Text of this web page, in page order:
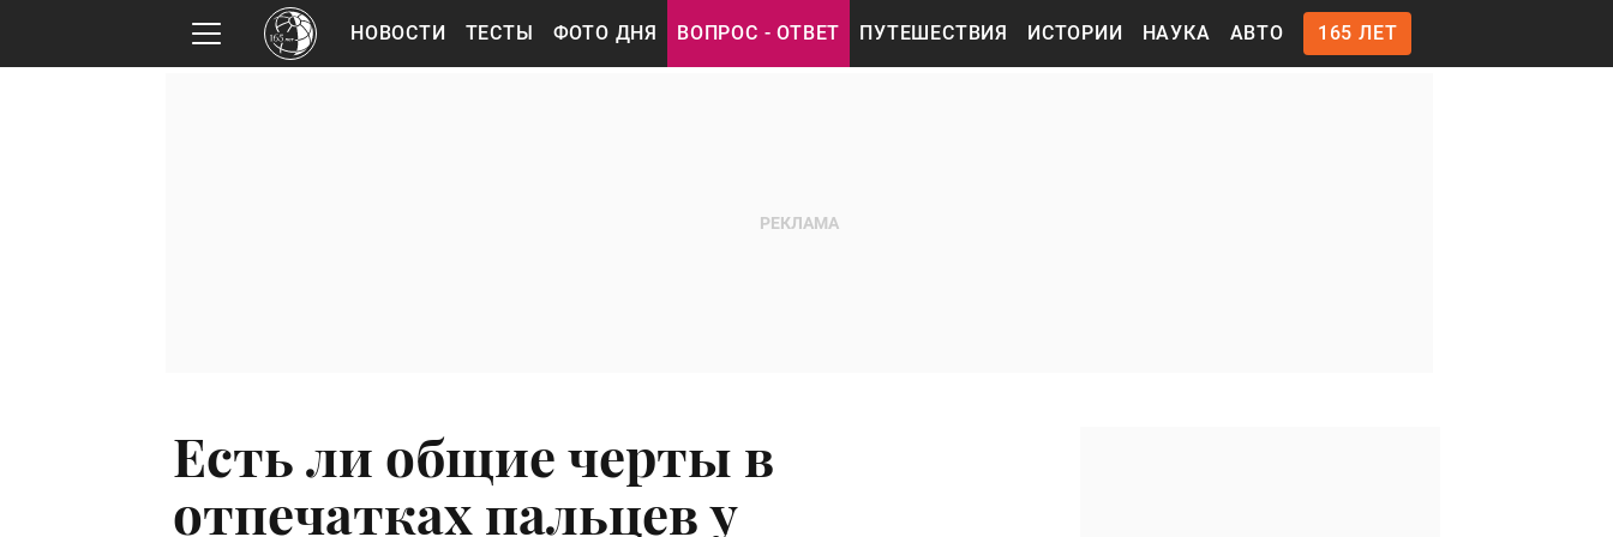
НОВОСТИ ТЕСТЫ ФОТО ДНЯ ВОПРОС - ОТВЕТ ПУТЕШЕСТВИЯ ИСТОРИИ НАУКА АВТО 165 ЛЕТ
Есть ли общие черты в
отпечатках пальцев у